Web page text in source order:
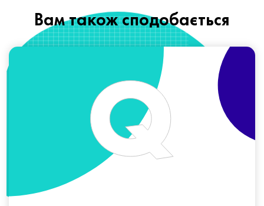
Вам також сподобається